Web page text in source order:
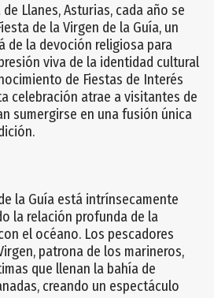
Llanes, Asturias, cada año se
de la Virgen de la Guía, un
de la devoción religiosa para
viva de la identidad cultural
de Fiestas de Interés
celebración atrae a visitantes de
sumergirse en una fusión única
la Guía está intrínsecamente
la relación profunda de la
el océano. Los pescadores
patrona de los marineros,
que llenan la bahía de
creando un espectáculo